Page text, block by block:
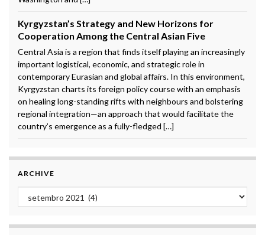
Kyrgyzstan’s Strategy and New Horizons for
Cooperation Among the Central Asian Five
Central Asia is a region that finds itself playing an increasingly
important logistical, economic, and strategic role in
contemporary Eurasian and global affairs. In this environment,
Kyrgyzstan charts its foreign policy course with an emphasis
on healing long-standing rifts with neighbours and bolstering
regional integration—an approach that would facilitate the
country’s emergence as a fully-fledged […]
ARCHIVE